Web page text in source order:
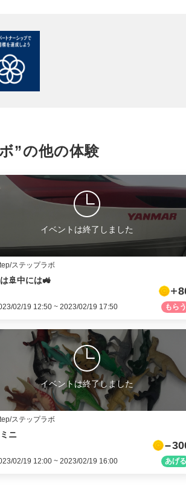
ル
”の他の体験
イベントは終了しました
ステップラボ
🚢中には🚜
02/19 12:50 ~ 2023/02/19 17:50
イベントは終了しました
ステップラボ
ニ
02/19 12:00 ~ 2023/02/19 16:00